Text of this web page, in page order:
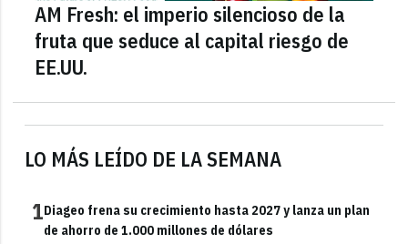
LO MÁS LEÍDO DE LA SEMANA
1Diageo frena su crecimiento hasta 2027 y lanza un plan
de ahorro de 1.000 millones de dólares
AM Fresh: el imperio silencioso de la
fruta que seduce al capital riesgo de
EE.UU.